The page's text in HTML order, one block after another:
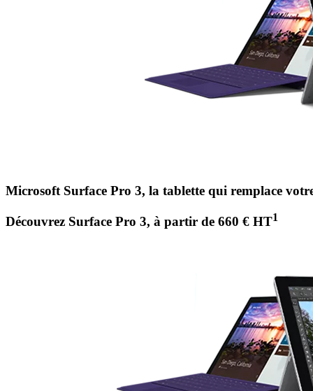
Microsoft Surface Pro 3, la tablette qui remplace
Découvrez Surface Pro 3, à partir de 660 € HT1